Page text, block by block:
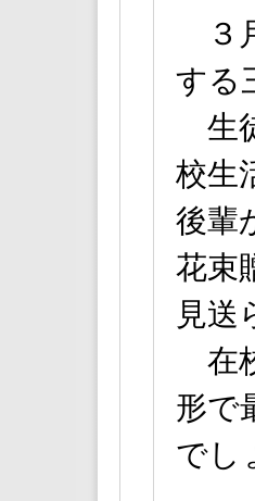
３
する
生
校生
後輩
花束
見送
在
形で
でし